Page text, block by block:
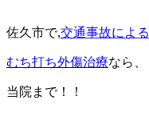
佐久市で,交通事故による
むち打ち外傷治療なら、
当院まで！！